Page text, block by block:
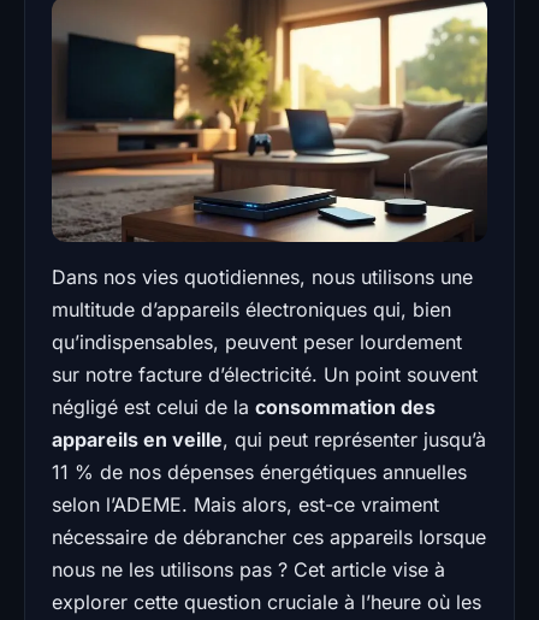
Dans nos vies quotidiennes, nous utilisons une
multitude d’appareils électroniques qui, bien
qu’indispensables, peuvent peser lourdement
sur notre facture d’électricité. Un point souvent
négligé est celui de la consommation des
appareils en veille, qui peut représenter jusqu’à
11 % de nos dépenses énergétiques annuelles
selon l’ADEME. Mais alors, est-ce vraiment
nécessaire de débrancher ces appareils lorsque
nous ne les utilisons pas ? Cet article vise à
explorer cette question cruciale à l’heure où les